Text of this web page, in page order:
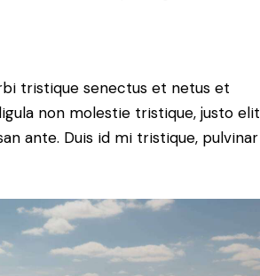
tristique senectus et netus et
non molestie tristique, justo elit
ante. Duis id mi tristique, pulvinar